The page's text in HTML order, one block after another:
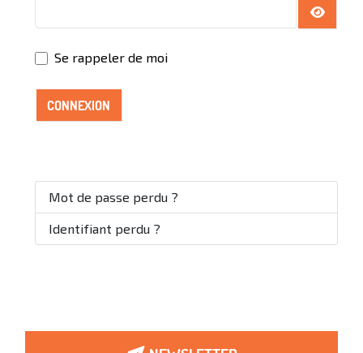
Se rappeler de moi
CONNEXION
Mot de passe perdu ?
Identifiant perdu ?